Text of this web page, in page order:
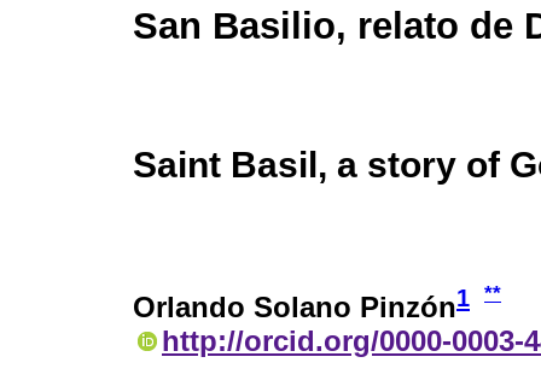
San Basilio, relato de
Saint Basil, a story of
Orlando Solano Pinzón1 **
http://orcid.org/0000-0003-